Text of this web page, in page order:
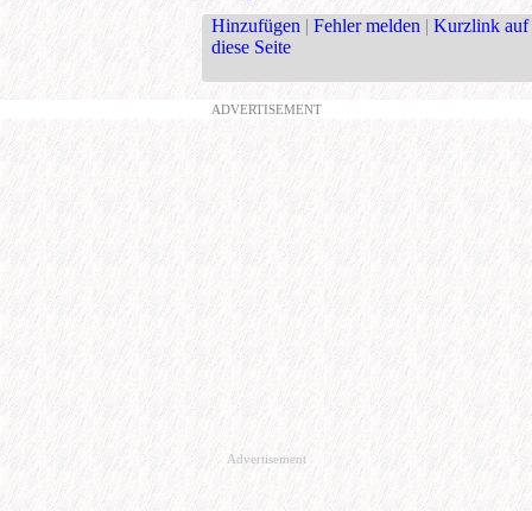
Hinzufügen | Fehler melden | Kurzlink auf
diese Seite
ADVERTISEMENT
Advertisement